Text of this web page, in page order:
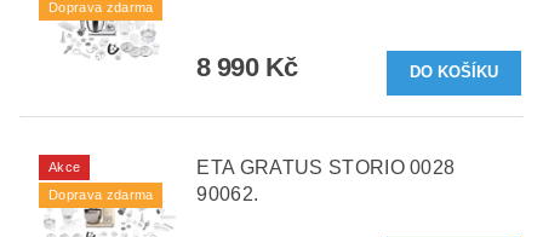
Doprava zdarma
8 990 Kč
Akce
Doprava zdarma
ETA GRATUS STORIO 0028
90062.